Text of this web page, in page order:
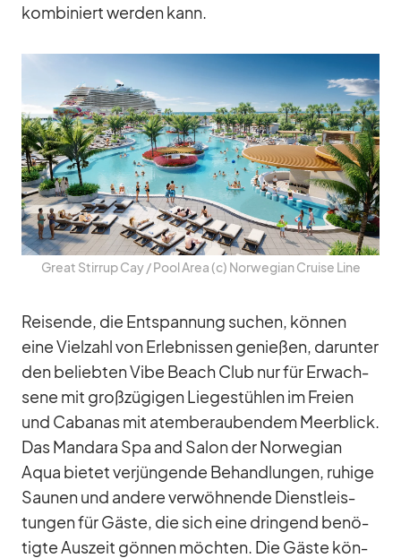
kom­bi­niert wer­den kann.
Great Stir­rup Cay /​ Pool Area (c) Nor­we­gian Cruise Line
Rei­sende, die Ent­span­nung su­chen, kön­nen
eine Viel­zahl von Er­leb­nis­sen ge­nie­ßen, dar­un­ter
den be­lieb­ten Vibe Beach Club nur für Er­wach­
sene mit groß­zü­gi­gen Lie­ge­stüh­len im Freien
und Ca­ba­nas mit atem­be­rau­ben­dem Meer­blick.
Das Man­dara Spa and Sa­lon der Nor­we­gian
Aqua bie­tet ver­jün­gende Be­hand­lun­gen, ru­hige
Sau­nen und an­dere ver­wöh­nende Dienst­leis­
tun­gen für Gäste, die sich eine drin­gend be­nö­
tigte Aus­zeit gön­nen möch­ten. Die Gäste kön­